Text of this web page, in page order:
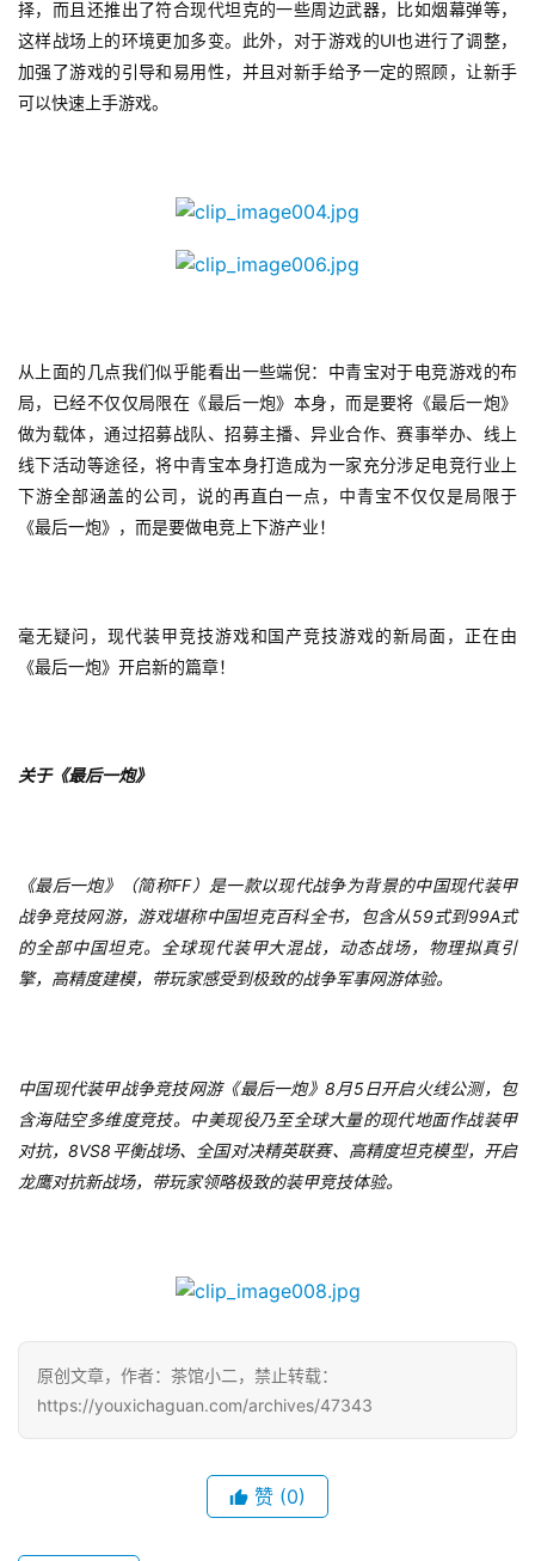
茶
对
接
中
文
(
中
国
)
择，而且还推出了符合现代坦克的一些周边武器，比如烟幕弹等，
这样战场上的环境更加多变。此外，对于游戏的UI也进行了调整，
加强了游戏的引导和易用性，并且对新手给予一定的照顾，让新手
可以快速上手游戏。
从上面的几点我们似乎能看出一些端倪：中青宝对于电竞游戏的布
局，已经不仅仅局限在《最后一炮》本身，而是要将《最后一炮》
做为载体，通过招募战队、招募主播、异业合作、赛事举办、线上
线下活动等途径，将中青宝本身打造成为一家充分涉足电竞行业上
下游全部涵盖的公司，说的再直白一点，中青宝不仅仅是局限于
《最后一炮》，而是要做电竞上下游产业！
毫无疑问，现代装甲竞技游戏和国产竞技游戏的新局面，正在由
《最后一炮》开启新的篇章！
关于《最后一炮》
《最后一炮》（简称FF）是一款以现代战争为背景的中国现代装甲
战争竞技网游，游戏堪称中国坦克百科全书，包含从59式到99A式
的全部中国坦克。全球现代装甲大混战，动态战场，物理拟真引
擎，高精度建模，带玩家感受到极致的战争军事网游体验。
中国现代装甲战争竞技网游《最后一炮》 8月5 日开启火线公测，包
含海陆空多维度竞技。中美现役乃至全球大量的现代地面作战装甲
对抗，8VS8 平衡战场、全国对决精英联赛、高精度坦克模型，开启
龙鹰对抗新战场，带玩家领略极致的装甲竞技体验。
原创文章，作者：茶馆小二，禁止转载：
https://youxichaguan.com/archives/47343
赞 (0)